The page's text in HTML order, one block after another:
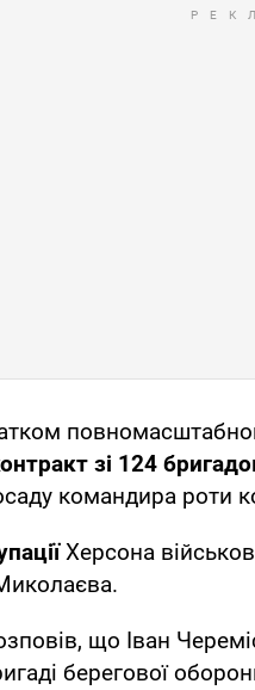
зі 124
командира роти
Херсона
що Іван
берегової